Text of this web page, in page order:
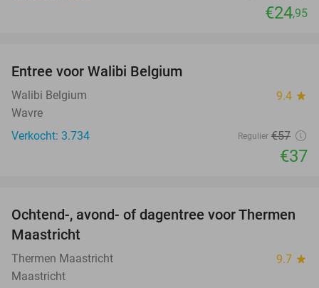
€24,95
Entree voor Walibi Belgium
Walibi Belgium 9.4 star
Wavre
Verkocht: 3.734
Regulier €57
€37
25%
Ochtend-, avond- of dagentree voor Thermen
Maastricht
Thermen Maastricht 9.7 star
Maastricht